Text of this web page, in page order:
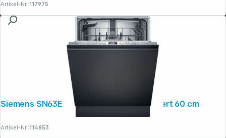
Artikel-Nr.:117975
Siemens SN63EX04TE Spüler vollintegriert 60 cm
Artikel-Nr.:114853